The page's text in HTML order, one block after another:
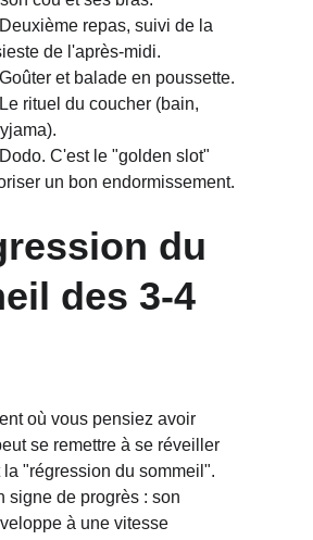
Deuxième repas, suivi de la
de l'après-midi.
Goûter et balade en poussette.
Le rituel du coucher (bain,
Dodo. C'est le "golden slot"
un bon endormissement.
du
des 3-4
où vous pensiez avoir
se remettre à se réveiller
"régression du sommeil".
signe de progrès : son
à une vitesse